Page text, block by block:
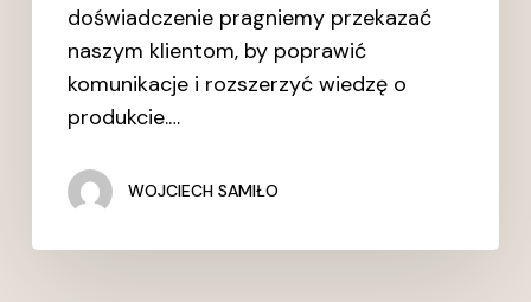
doświadczenie pragniemy przekazać
naszym klientom, by poprawić
komunikacje i rozszerzyć wiedzę o
produkcie.…
WOJCIECH SAMIŁO